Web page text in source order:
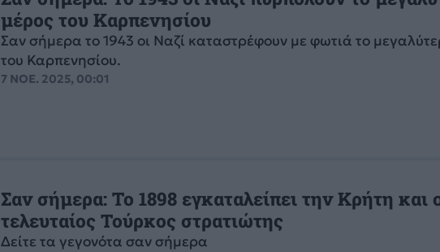
μέρος του Καρπενησίου
Σαν σήμερα το 1943 οι Ναζί καταστρέφουν με φωτιά το
του Καρπενησίου.
7 ΝΟΕ. 2025, 00:01
Σαν σήμερα: To 1898 εγκαταλείπει την Κρήτη και
τελευταίος Τούρκος στρατιώτης
Δείτε τα γεγονότα σαν σήμερα